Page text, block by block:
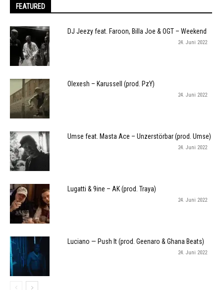
FEATURED
DJ Jeezy feat. Faroon, Billa Joe & OGT – Weekend
24. Juni 2022
Olexesh – Karussell (prod. PzY)
24. Juni 2022
Umse feat. Masta Ace – Unzerstörbar (prod. Umse)
24. Juni 2022
Lugatti & 9ine – AK (prod. Traya)
24. Juni 2022
Luciano — Push It (prod. Geenaro & Ghana Beats)
24. Juni 2022